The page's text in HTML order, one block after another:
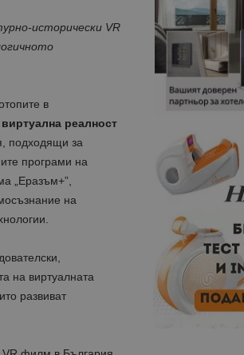
исторически VR
в
реалност
подходящи за
програми на
„Еразъм+”,
на
на виртуалната
развиват